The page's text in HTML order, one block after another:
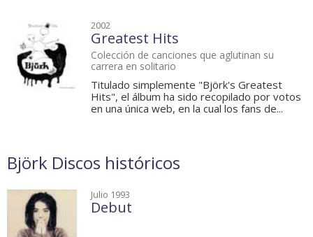
2002
Greatest Hits
Colección de canciones que aglutinan su
carrera en solitario
Titulado simplemente "Björk's Greatest
Hits", el álbum ha sido recopilado por votos
en una única web, en la cual los fans de...
Björk Discos históricos
Julio 1993
Debut